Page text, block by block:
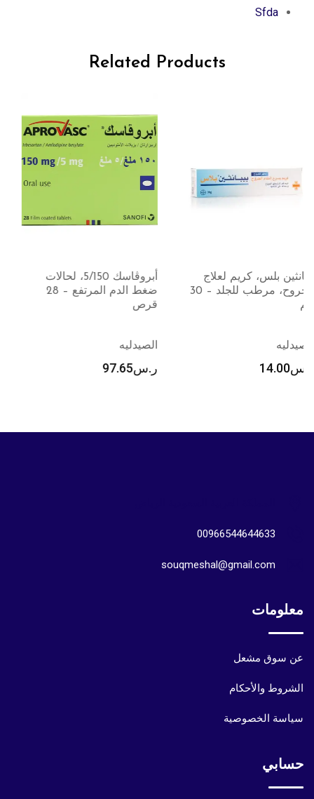
Sfda
Related Products
أبروڤاسك 5/150، لحالات
ضغط الدم المرتفع – 28
قرص
الصيدليه
ر.س97.65
فيرنجيكت، فيال مكمل غذائي
الحديد – 1 فيال رمز المنتج: (
103282 ) التوافر : متوفر
الصيدليه
ر.س358.35
00966544644633
souqmeshal@gmail.com
معلومات
عن سوق مشعل
الشروط والأحكام
سياسة الخصوصية
حسابي